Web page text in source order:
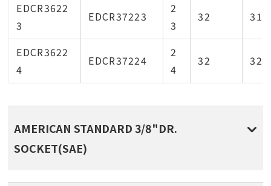
EDCR3622
3
EDCR37223
2
3
32
EDCR3622
4
EDCR37224
2
4
32
AMERICAN STANDARD 3/8"DR.
SOCKET(SAE)